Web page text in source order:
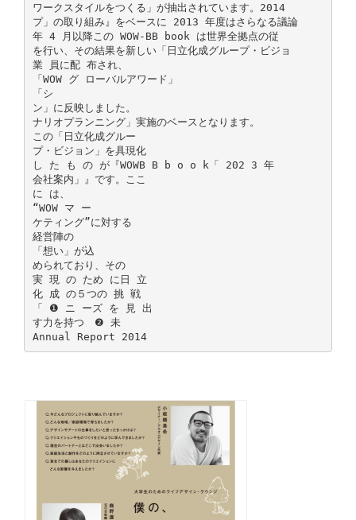
ワークスタイルをつくる」が抽出されています。2014
プ」の取り組み』をベースに 2013 年度はさらなる議論
年 4 月以降この WOW-BB book は世界全拠点の従
を行い、その結果を新しい「日立化成グループ・ビジョ
業 員に配 布され、
「WOW グ ローバルアワード」
「シ
ン」に反映しました。
ナリオプランニング」実施のベースとなります。
この「日立化成グルー
プ・ビジョン」を具現化
し た も の が『WOWB B b o o k「 202 3 年
会社案内」』です。ここ
に は、
“WOW マ ー
ケティング”に対する
経営陣の
「想い」が込
められており、その
実 現 の ため に日 立
化 成 の５つの 挑 戦
「 ❶ ニ ーズ を 見 出
す力を持つ ❷ 未
Annual Report 2014